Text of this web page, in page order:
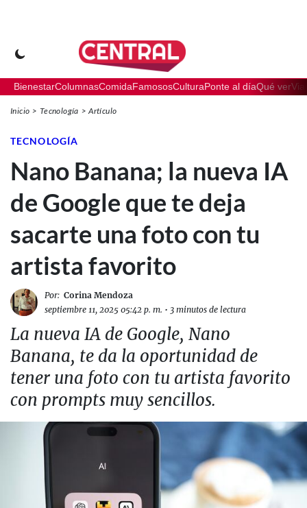
BienestarColumnasComidaFamososCulturaPonte al díaQué ver
Inicio Tecnología Artículo
TECNOLOGÍA
Nano Banana; la nueva IA
de Google que te deja
sacarte una foto con tu
artista favorito
Por: Corina Mendoza
septiembre 11, 2025 05:42 p. m. • 3 minutos de lectura
La nueva IA de Google, Nano
Banana, te da la oportunidad de
tener una foto con tu artista favorito
con prompts muy sencillos.